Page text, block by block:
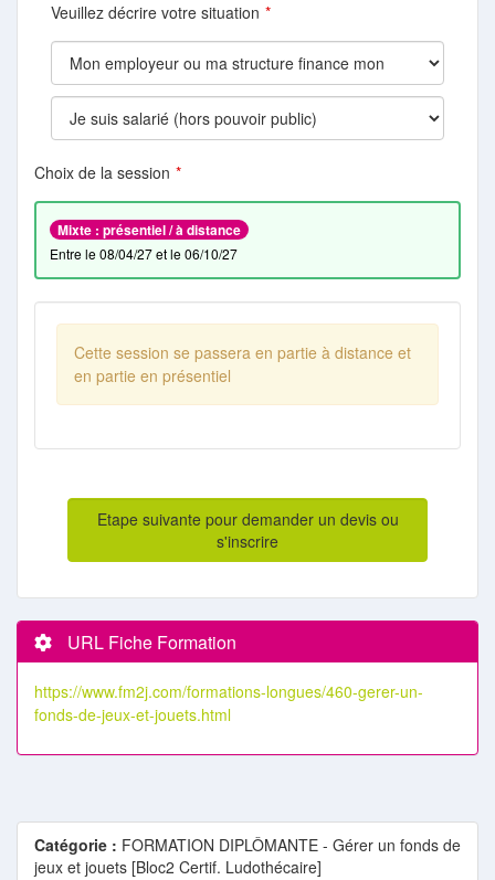
Veuillez décrire votre situation
Choix de la session
Mixte : présentiel / à distance
entre le 08/04/27 et le 06/10/27
Cette session se passera en partie à distance et
en partie en présentiel
Etape suivante pour demander un devis ou
s'inscrire
URL Fiche Formation
https://www.fm2j.com/formations-longues/460-gerer-un-
fonds-de-jeux-et-jouets.html
Catégorie : FORMATION DIPLÔMANTE - Gérer un fonds de
jeux et jouets [Bloc2 Certif. Ludothécaire]